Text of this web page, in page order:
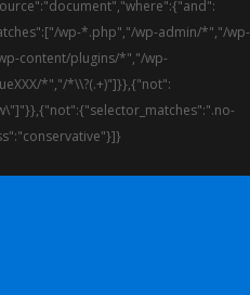
wp-*.php","/wp-admin/*","/wp-
content/plugins/*","/wp-
*","/*\\?(.+)"]}},{"not":